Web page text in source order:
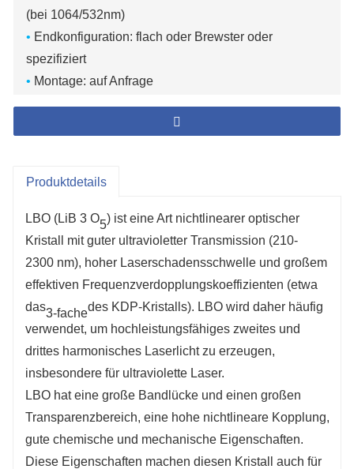
(bei 1064/532nm)
• Endkonfiguration: flach oder Brewster oder
spezifiziert
• Montage: auf Anfrage
Produktdetails
LBO (LiB 3 O5) ist eine Art nichtlinearer optischer
Kristall mit guter ultravioletter Transmission (210-
2300 nm), hoher Laserschadensschwelle und großem
effektiven Frequenzverdopplungskoeffizienten (etwa
das3-fachedes KDP-Kristalls). LBO wird daher häufig
verwendet, um hochleistungsfähiges zweites und
drittes harmonisches Laserlicht zu erzeugen,
insbesondere für ultraviolette Laser.
LBO hat eine große Bandlücke und einen großen
Transparenzbereich, eine hohe nichtlineare Kopplung,
gute chemische und mechanische Eigenschaften.
Diese Eigenschaften machen diesen Kristall auch für